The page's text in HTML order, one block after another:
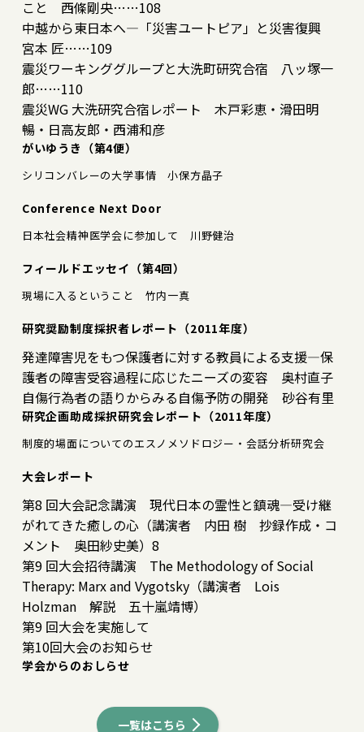
こと 西條剛央……108
中越から東日本へ―「災害ユートピア」と災害復興
宮本 匠……109
震災ワーキンググループと大洗町研究合宿 八ッ塚一
郎……110
震災WG 大洗研究合宿レポート 木戸彩恵・滑田明
暢・日高友郎・西浦和彦
がいゆうき（第4便）
シリコンバレーの大学事情 小保方晶子
Conference Next Door
日本社会精神医学会に参加して 川野健治
フィールドエッセイ（第4回）
現場に入るということ 竹内一真
研究奨励制度採択者レポート（2011年度）
発達障害児をもつ保護者に対する教員による支援―保
護者の障害受容過程に応じたニーズの変容 奥村直子
自傷行為者の語りからみる自傷予防の開発 砂谷有里
研究企画助成採択研究会レポート（2011年度）
制度的場面についてのエスノメソドロジー・会話分析研究会
大会レポート
第8 回大会記念講演 現代日本の霊性と鎮魂―受け継
がれてきた癒しの心（講演者 内田 樹 抄録作成・コ
メント 奥田紗史美）8
第9 回大会招待講演 The Methodology of Social
Therapy: Marx and Vygotsky（講演者 Lois
Holzman 解説 五十嵐靖博）
第9 回大会を実施して
第10回大会のお知らせ
学会からのおしらせ
一覧はこちら